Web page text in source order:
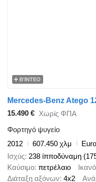
ΒΊΝΤΕΟ
15.490 € Χωρίς ΦΠΑ
Φορτηγό ψυγείο
2012
607.450 χλμ
Ισχύς 238 ίπποδύναμη
Καύσιμο πετρέλαιο
Διάταξη αξόνων 4x2